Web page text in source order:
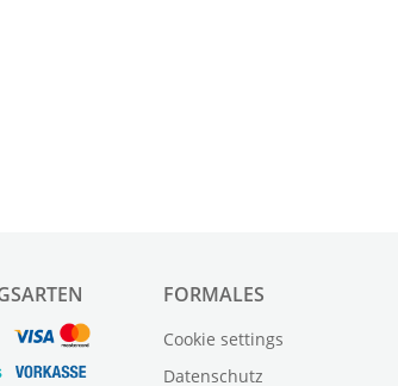
FORMALES
Cookie settings
Datenschutz